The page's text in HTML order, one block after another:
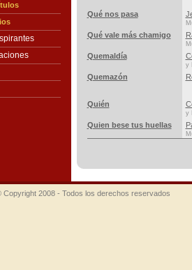
Qué nos pasa
Qué vale más chamigo
Quemaldía
y
Quemazón
Quién
y
Quien bese tus huellas
Copyright 2008 - Todos los derechos reservados